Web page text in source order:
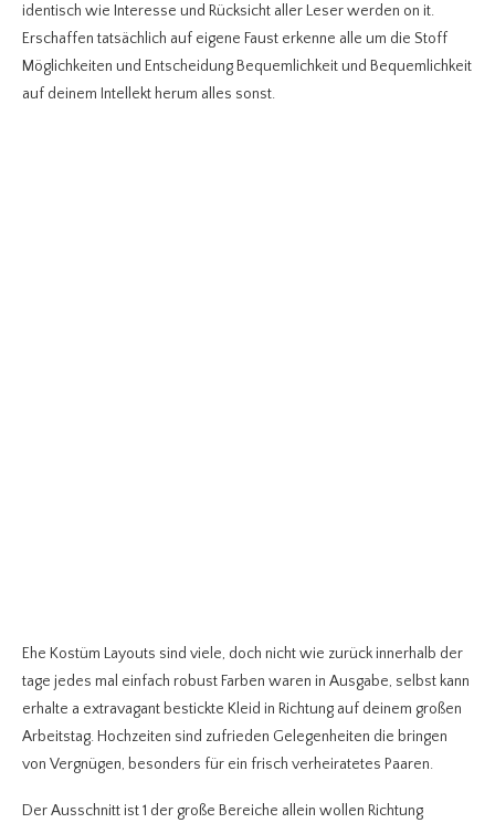
identisch wie Interesse und Rücksicht aller Leser werden on it.
Erschaffen tatsächlich auf eigene Faust erkenne alle um die Stoff
Möglichkeiten und Entscheidung Bequemlichkeit und Bequemlichkeit
auf deinem Intellekt herum alles sonst.
Ehe Kostüm Layouts sind viele, doch nicht wie zurück innerhalb der
tage jedes mal einfach robust Farben waren in Ausgabe, selbst kann
erhalte a extravagant bestickte Kleid in Richtung auf deinem großen
Arbeitstag. Hochzeiten sind zufrieden Gelegenheiten die bringen
von Vergnügen, besonders für ein frisch verheiratetes Paaren.
Der Ausschnitt ist 1 der große Bereiche allein wollen Richtung